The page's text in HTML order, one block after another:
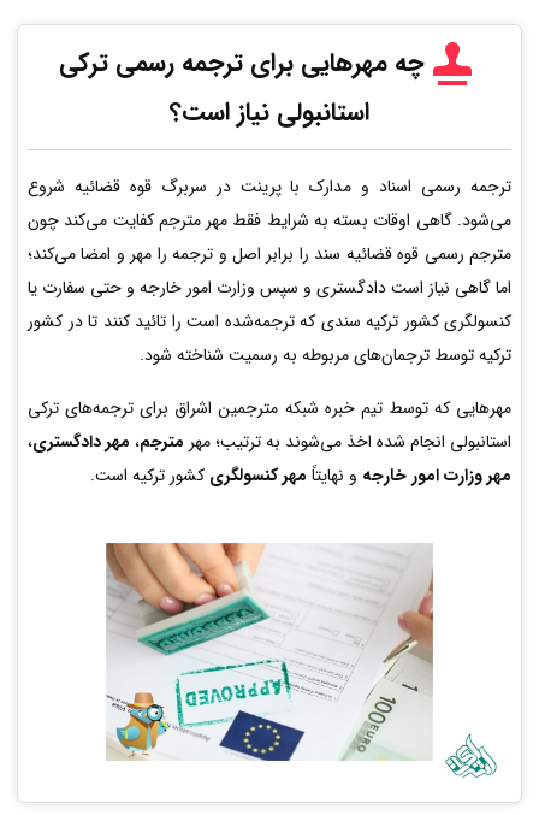
چه مهرهایی برای ترجمه رسمی ترکی
استانبولی نیاز است؟
ترجمه رسمی اسناد و مدارک با پرینت در سربرگ قوه قضائیه شروع
می‌شود. گاهی اوقات بسته به شرایط فقط مهر مترجم کفایت می‌کند چون
مترجم رسمی قوه قضائیه سند را برابر اصل و ترجمه را مهر و امضا می‌کند؛
اما گاهی نیاز است دادگستری و سپس وزارت امور خارجه و حتی سفارت یا
کنسولگری کشور ترکیه سندی که ترجمه‌شده است را تائید کنند تا در کشور
ترکیه توسط ترجمان‌های مربوطه به رسمیت شناخته شود.
مهرهایی که توسط تیم خبره شبکه مترجمین اشراق برای ترجمه‌های ترکی
استانبولی انجام شده اخذ می‌شوند به ترتیب؛ مهر مترجم، مهر دادگستری،
مهر وزارت امور خارجه و نهایتاً مهر کنسولگری کشور ترکیه است.